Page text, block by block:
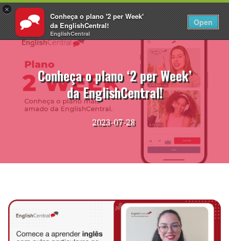
×
Conheça o plano '2 per Week'
da EnglishCentral!
EnglishCentral
Open
Fazer login PT
Pular
conteúdo Conheça o plano ‘2 per Week’
da EnglishCentral!
2023-07-28